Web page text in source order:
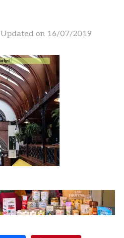
Updated on 16/07/2019